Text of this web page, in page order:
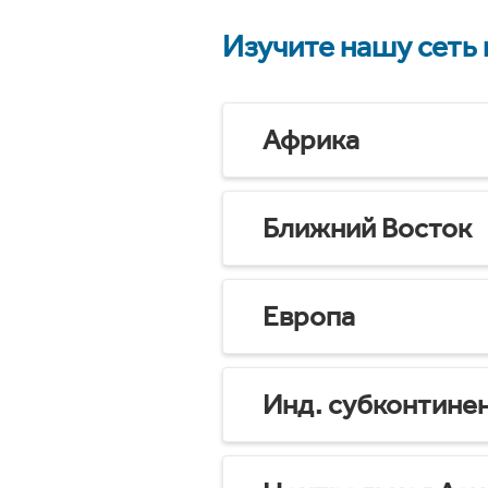
Изучите нашу
Африка
Ближний Восток
Европа
Инд.